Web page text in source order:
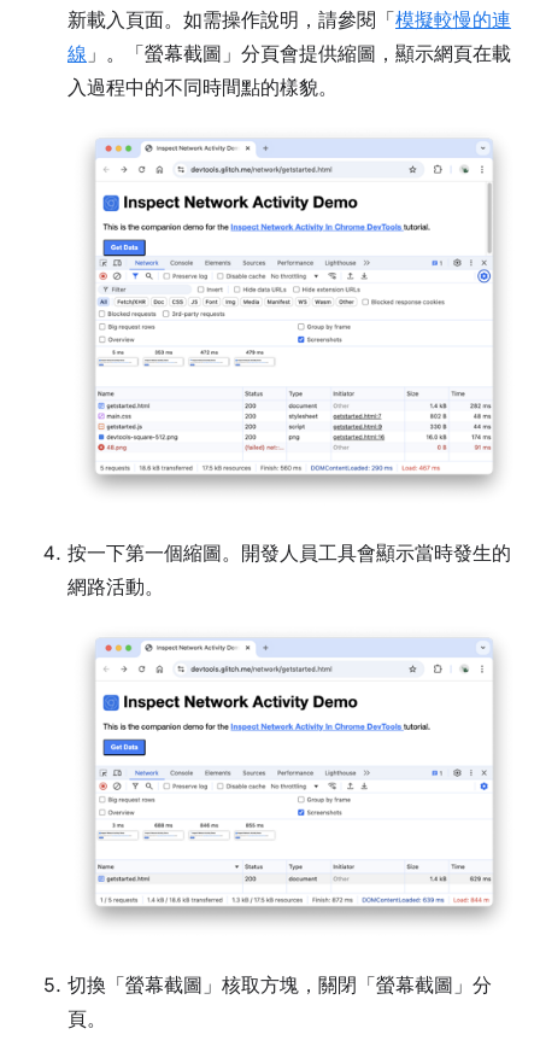
新載入頁面。如需操作說明，請參閱「模擬較慢的連
線 」。「螢幕截圖」 分頁會提供縮圖，顯示網頁在載
入過程中的不同時間點的樣貌。
按一下第一個縮圖。開發人員工具會顯示當時發生的
網路活動。
切換「螢幕截圖」 核取方塊，關閉「螢幕截圖」分
頁。